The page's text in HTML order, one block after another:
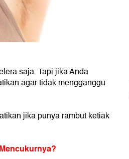
saja. Tapi jika Anda
agar tidak mengganggu
jika punya rambut ketiak